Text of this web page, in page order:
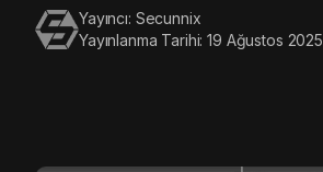
Yayıncı: Secunnix
Yayınlanma Tarihi: 19 Ağustos 2025